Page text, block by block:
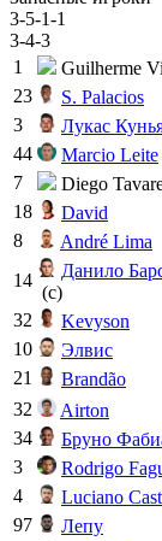
3-5-1-1
3-4-3
1
Guilherme
23
S. Palacios
3
Лукас
44
Marcio Leite
7
Diego
18
David
8
André Lima
14
Данило
(c)
32
Kevyson
10
Элвис
21
Brandão
32
Airton
34
Бруно
3
Rodrigo
4
Luciano
97
Лепу